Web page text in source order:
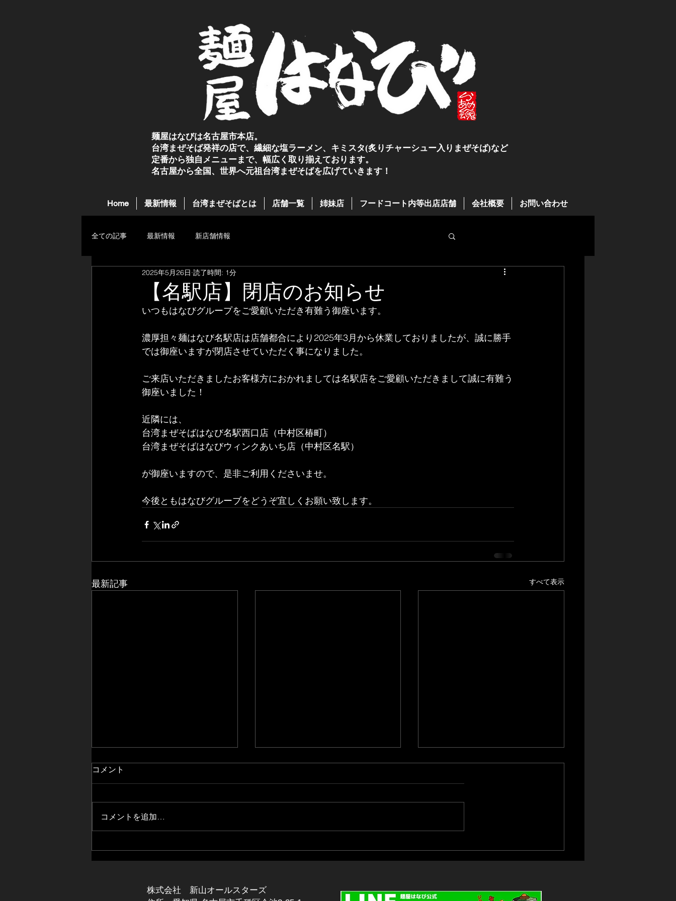
麺屋はなびは名古屋市本店。
台湾まぜそば発祥の店で、繊細な塩ラーメン、キミスタ(炙りチャーシュー入りまぜそば)など
定番から独自メニューまで、幅広く取り揃えております。
名古屋から全国、世界へ元祖台湾まぜそばを広げていきます！
Home 最新情報 台湾まぜそばとは 店舗一覧 姉妹店 フードコート内等出店店舗 会社概要 お問い合わせ
全ての記事 最新情報 新店舗情報
【名駅店】閉店のお知らせ
2025年5月26日 読了時間: 1分
いつもはなびグループをご愛顧いただき有難う御座います。
濃厚担々麺はなび名駅店は店舗都合により2025年3月から休業しておりましたが、誠に勝手
では御座いますが閉店させていただく事になりました。
ご来店いただきましたお客様方におかれましては名駅店をご愛顧いただきまして誠に有難う
御座いました！
近隣には、
台湾まぜそばはなび名駅西口店（中村区椿町）
台湾まぜそばはなびウィンクあいち店（中村区名駅）
が御座いますので、是非ご利用くださいませ。
今後ともはなびグルーブをどうぞ宜しくお願い致します。
最新記事 すべて表示
※重要※ 麺屋はなび公式アプ
リ終了のお知らせ
【中華食堂はなび松阪店】新
オープンいたします！ 中華食堂
の台湾まぜそばはもちろん、はな
【千種店】閉店のお知らせ
お客様各位 いつもはなびグルー
ちまして閉店させていただく事に
バーイーツでご愛顧いただきまし
は、 ・麺屋はなび高畑本店の無
コメント
コメントを追加…
株式会社 新山オールスターズ